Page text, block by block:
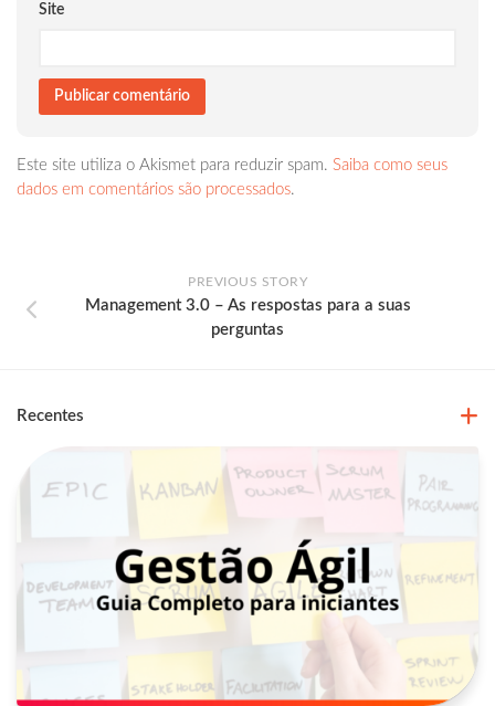
Site
Este site utiliza o Akismet para reduzir spam. Saiba como seus
dados em comentários são processados.
PREVIOUS STORY
Management 3.0 – As respostas para a suas
perguntas
Recentes